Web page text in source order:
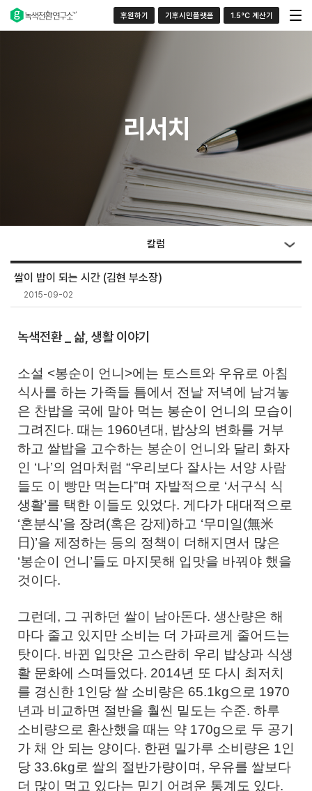
후원하기 기후시민플랫폼 1.5°C 계산기
리서치
칼럼
쌀이 밥이 되는 시간 (김현 부소장)
2015-09-02
녹색전환 _ 삶, 생활 이야기
소설 <봉순이 언니>에는 토스트와 우유로 아침
식사를 하는 가족들 틈에서 전날 저녁에 남겨놓
은 찬밥을 국에 말아 먹는 봉순이 언니의 모습이
그려진다. 때는 1960년대, 밥상의 변화를 거부
하고 쌀밥을 고수하는 봉순이 언니와 달리 화자
인 ‘나’의 엄마처럼 “우리보다 잘사는 서양 사람
들도 이 빵만 먹는다”며 자발적으로 ‘서구식 식
생활’를 택한 이들도 있었다. 게다가 대대적으로
‘혼분식’을 장려(혹은 강제)하고 ‘무미일(無米
日)’을 제정하는 등의 정책이 더해지면서 많은
‘봉순이 언니’들도 마지못해 입맛을 바꿔야 했을
것이다.
그런데, 그 귀하던 쌀이 남아돈다. 생산량은 해
마다 줄고 있지만 소비는 더 가파르게 줄어드는
탓이다. 바뀐 입맛은 고스란히 우리 밥상과 식생
활 문화에 스며들었다. 2014년 또 다시 최저치
를 경신한 1인당 쌀 소비량은 65.1kg으로 1970
년과 비교하면 절반을 훨씬 밑도는 수준. 하루
소비량으로 환산했을 때는 약 170g으로 두 공기
가 채 안 되는 양이다. 한편 밀가루 소비량은 1인
당 33.6kg로 쌀의 절반가량이며, 우유를 쌀보다
더 많이 먹고 있다는 믿기 어려운 통계도 있다.